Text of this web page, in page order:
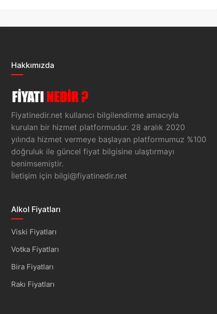
Hakkımızda
Fiyatinedir.net kullanıcı bilgilendirme amacıyla
kurulan bir hizmet platformudur. 28 aralık 2020
yılında hizmet vermeye başlayan platformumuz %100
doğruluk ile güncel fiyat bilgisine ulaştırmayı
benimsemiştir.
İletişim için bilgi@fiyatinedir.net
Alkol Fiyatları
Viski Fiyatları
Votka Fiyatları
Bira Fiyatları
Rakı Fiyatları